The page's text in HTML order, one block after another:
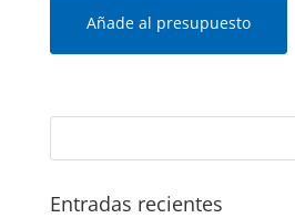
Añade al presupuesto
Entradas recientes